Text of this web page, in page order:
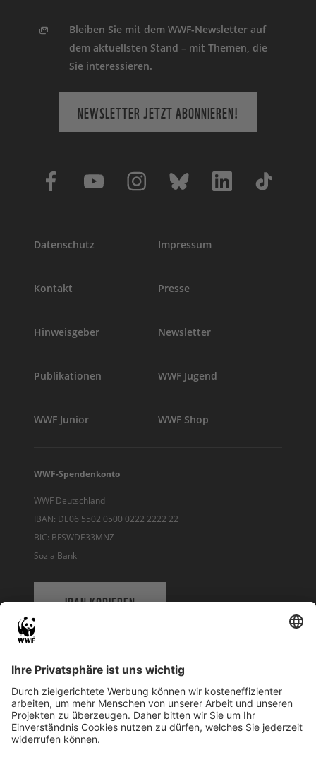
Bleiben Sie mit dem WWF-Newsletter auf
dem aktuellsten Stand – mit Themen, die
Sie interessieren.
NEWSLETTER JETZT ABONNIEREN!
Datenschutz Impressum
Kontakt Presse
Hinweisgeber Newsletter
Publikationen WWF Jugend
WWF Junior WWF Shop
WWF-Spendenkonto
WWF Deutschland
IBAN: DE06 5502 0500 0222 2222 22
BIC: BFSWDE33MNZ
SozialBank
IBAN KOPIEREN
WWF Deutschland
Reinhardtstr. 18
10117 Berlin